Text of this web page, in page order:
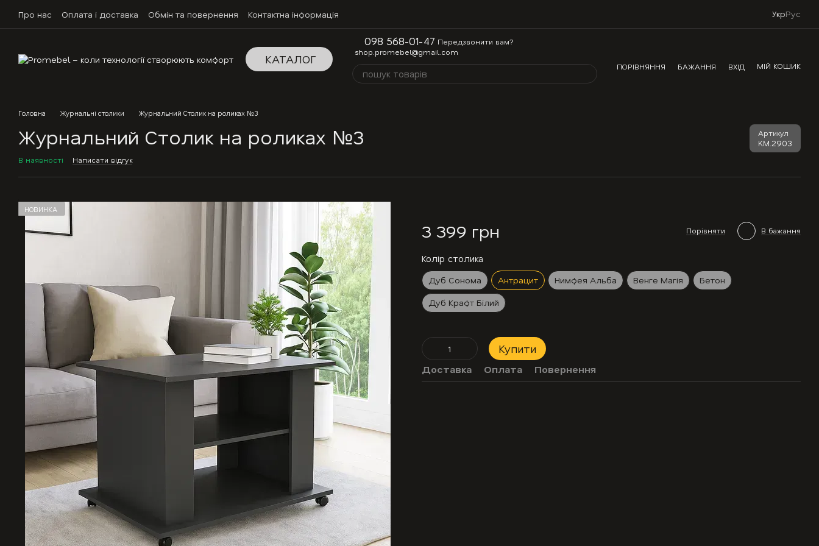
Про нас Оплата і доставка Обмін та повернення Контактна інформація УкрРус
КАТАЛОГ
098 568-01-47 Передзвонити вам?
shop.promebel@gmail.com
ПОРІВНЯННЯ
БАЖАННЯ ВХІД МІЙ КОШИК
Головна Журнальні столики Журнальний Столик на роликах №3
Журнальний Столик на роликах №3 Артикул
KM.2903
В наявності Написати відгук
НОВИНКА
3 399 грн Порівняти В бажання
Колір столика
Дуб Сонома Антрацит Нимфея Альба Венге Магія
Бетон
Дуб Крафт Білий
Купити
Доставка Оплата Повернення